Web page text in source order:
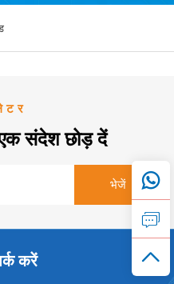
संदेश छोड़ दें
करें